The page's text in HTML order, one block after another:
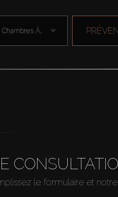
Chambres À Cou ...
le formulaire et